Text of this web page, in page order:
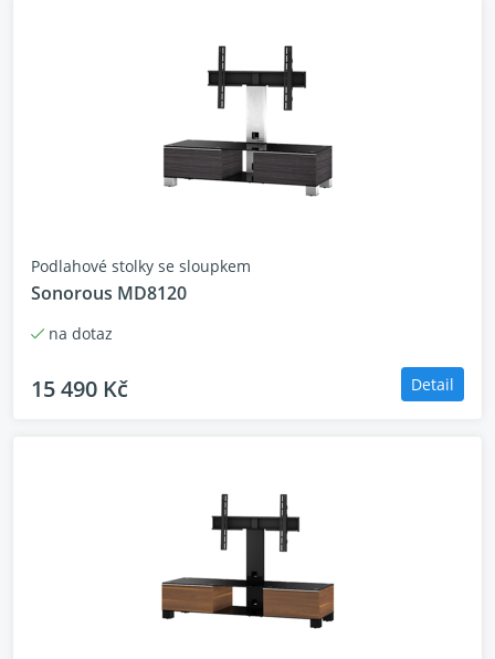
Podlahové stolky se sloupkem
Sonorous MD8120
na dotaz
15 490 Kč Detail